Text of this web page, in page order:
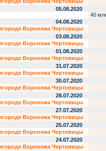
05.08.2020
40
04.08.2020
Воронежа Чертовицы
03.08.2020
Воронежа Чертовицы
01.08.2020
Воронежа Чертовицы
31.07.2020
Воронежа Чертовицы
30.07.2020
Воронежа Чертовицы
28.07.2020
Воронежа Чертовицы
27.07.2020
Воронежа Чертовицы
25.07.2020
Воронежа Чертовицы
24.07.2020
Воронежа Чертовицы